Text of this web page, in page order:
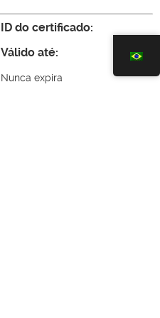
ID do certificado:
Válido até:
Nunca expira